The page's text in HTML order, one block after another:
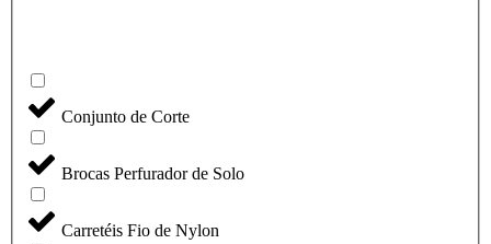
Conjunto de Corte
Brocas Perfurador de Solo
Carretéis Fio de Nylon